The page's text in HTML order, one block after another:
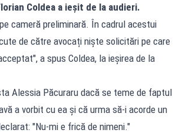
Coldea a ieșit de la audieri.
cameră preliminară. În cadrul acestui
de către avocați niște solicitări pe care
a spus Coldea, la ieșirea de la
Alessia Păcuraru dacă se teme de faptul
a vorbit cu ea și că urma să-i acorde un
"Nu-mi e frică de nimeni."